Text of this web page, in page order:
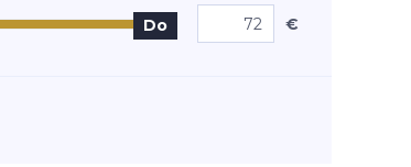
Do €